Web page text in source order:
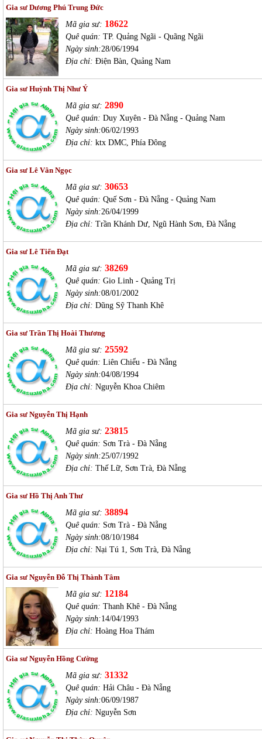
Gia sư Dương Phú Trung Đức
Mã gia sư: 18622
Quê quán: TP. Quảng Ngãi - Quãng Ngãi
Ngày sinh:28/06/1994
Địa chỉ: Điện Bàn, Quảng Nam
Gia sư Huỳnh Thị Như Ý
Mã gia sư: 2890
Quê quán: Duy Xuyên - Đà Nẵng - Quảng Nam
Ngày sinh:06/02/1993
Địa chỉ: ktx DMC, Phía Đông
Gia sư Lê Vân Ngọc
Mã gia sư: 30653
Quê quán: Quế Sơn - Đà Nẵng - Quảng Nam
Ngày sinh:26/04/1999
Địa chỉ: Trần Khánh Dư, Ngũ Hành Sơn, Đà Nẵng
Gia sư Lê Tiến Đạt
Mã gia sư: 38269
Quê quán: Gio Linh - Quảng Trị
Ngày sinh:08/01/2002
Địa chỉ: Dũng Sỹ Thanh Khê
Gia sư Trần Thị Hoài Thương
Mã gia sư: 25592
Quê quán: Liên Chiểu - Đà Nẵng
Ngày sinh:04/08/1994
Địa chỉ: Nguyễn Khoa Chiêm
Gia sư Nguyễn Thị Hạnh
Mã gia sư: 23815
Quê quán: Sơn Trà - Đà Nẵng
Ngày sinh:25/07/1992
Địa chỉ: Thế Lữ, Sơn Trà, Đà Nẵng
Gia sư Hồ Thị Anh Thư
Mã gia sư: 38894
Quê quán: Sơn Trà - Đà Nẵng
Ngày sinh:08/10/1984
Địa chỉ: Nại Tú 1, Sơn Trà, Đà Nẵng
Gia sư Nguyễn Đỗ Thị Thành Tâm
Mã gia sư: 12184
Quê quán: Thanh Khê - Đà Nẵng
Ngày sinh:14/04/1993
Địa chỉ: Hoàng Hoa Thám
Gia sư Nguyễn Hồng Cường
Mã gia sư: 31332
Quê quán: Hải Châu - Đà Nẵng
Ngày sinh:06/09/1987
Địa chỉ: Nguyễn Sơn